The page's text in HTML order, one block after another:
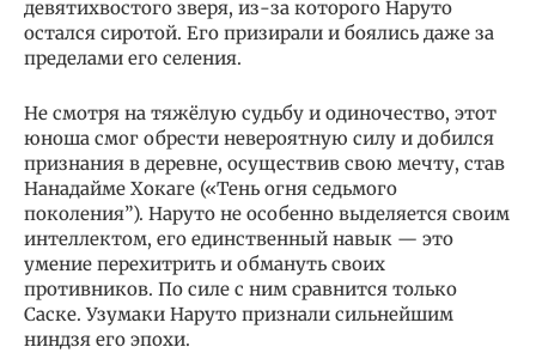
девятихвостого зверя, из-за которого Наруто
остался сиротой. Его призирали и боялись даже за
пределами его селения.
Не смотря на тяжёлую судьбу и одиночество, этот
юноша смог обрести невероятную силу и добился
признания в деревне, осуществив свою мечту, став
Нанадайме Хокаге («Тень огня седьмого
поколения”). Наруто не особенно выделяется своим
интеллектом, его единственный навык — это
умение перехитрить и обмануть своих
противников. По силе с ним сравнится только
Саске. Узумаки Наруто признали сильнейшим
ниндзя его эпохи.